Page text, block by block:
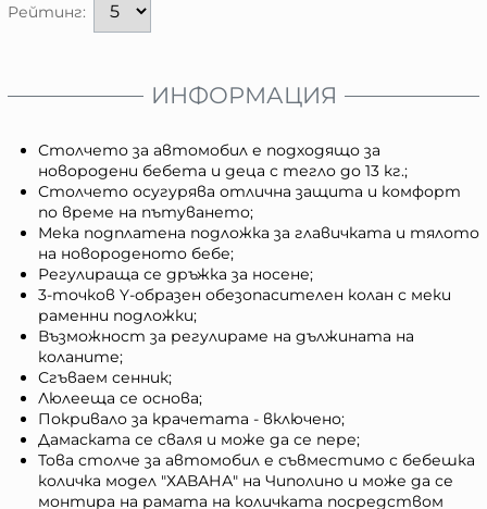
Рейтинг:
ИНФОРМАЦИЯ
Столчето за автомобил е подходящо за
новородени бебета и деца с тегло до 13 кг.;
Столчето осугурява отлична защита и комфорт
по време на пътуването;
Мека подплатена подложка за главичката и тялото
на новороденото бебе;
Регулираща се дръжка за носене;
3-точков Y-образен обезопасителен колан с меки
раменни подложки;
Възможност за регулираме на дължината на
коланите;
Сгъваем сенник;
Люлееща се основа;
Покривало за крачетата - включено;
Дамаската се сваля и може да се пере;
Това столче за автомобил е съвместимо с бебешка
количка модел "ХАВАНА" на Чиполино и може да се
монтира на рамата на количката посредством